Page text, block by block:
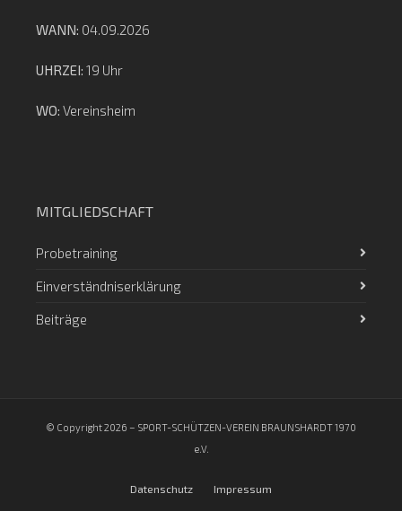
WANN: 04.09.2026
UHRZEI: 19 Uhr
WO: Vereinsheim
MITGLIEDSCHAFT
Probetraining
Einverständniserklärung
Beiträge
© Copyright 2026 – SPORT-SCHÜTZEN-VEREIN BRAUNSHARDT 1970
e.V.
Datenschutz Impressum